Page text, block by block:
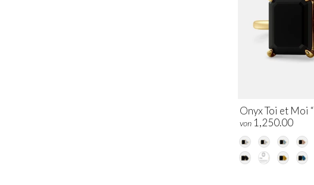
Onyx Toi et Moi “
von 1,250.00